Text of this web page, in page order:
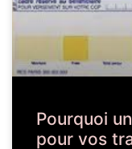
Pourquoi
pour vos